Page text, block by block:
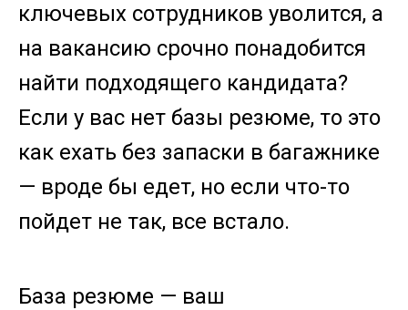
ключевых сотрудников уволится, а
на вакансию срочно понадобится
найти подходящего кандидата?
Если у вас нет базы резюме, то это
как ехать без запаски в багажнике
— вроде бы едет, но если что-то
пойдет не так, все встало.
База резюме — ваш